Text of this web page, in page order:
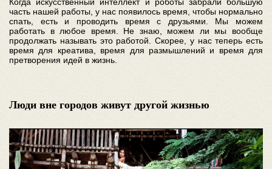
часть нашей работы, у нас появилось время, чтобы нормально
спать, есть и проводить время с друзьями. Мы можем
работать в любое время. Не знаю, можем ли мы вообще
продолжать называть это работой. Скорее, у нас теперь есть
время для креатива, время для размышлений и время для
претворения идей в жизнь.
Люди вне городов живут другой жизнью